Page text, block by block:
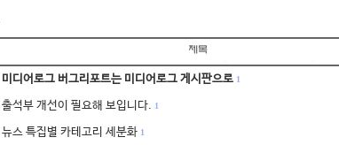
미디어로그 버그리포트는 미디어로그 게시판으로 1
출석부 개선이 필요해 보입니다. 1
뉴스 특집별 카테고리 세분화 1